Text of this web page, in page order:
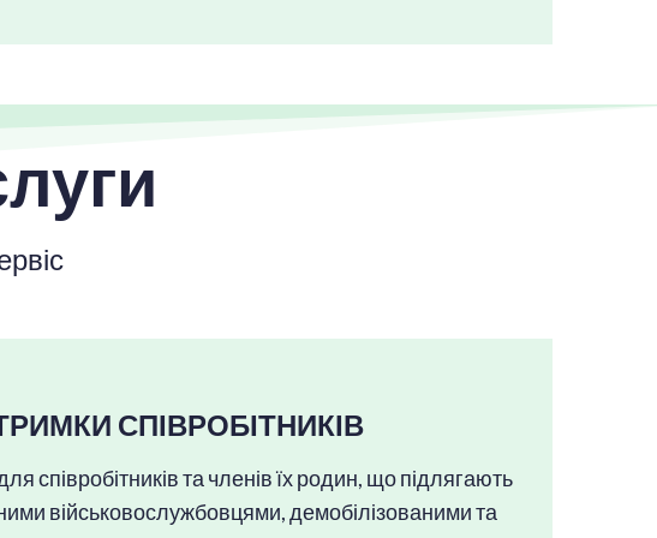
СПІВРОБІТНИКІВ
співробітників та членів їх родин, що підлягають
військовослужбовцями, демобілізованими та